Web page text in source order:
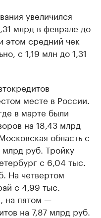
увеличился
млрд в феврале до
этом средний чек
с 1,19 млн до 1,31
месте в России.
в марте были
на 18,43 млрд
область с
млрд руб. Тройку
с 6,04 тыс.
На четвертом
с 4,99 тыс.
на пятом —
на 7,87 млрд руб.